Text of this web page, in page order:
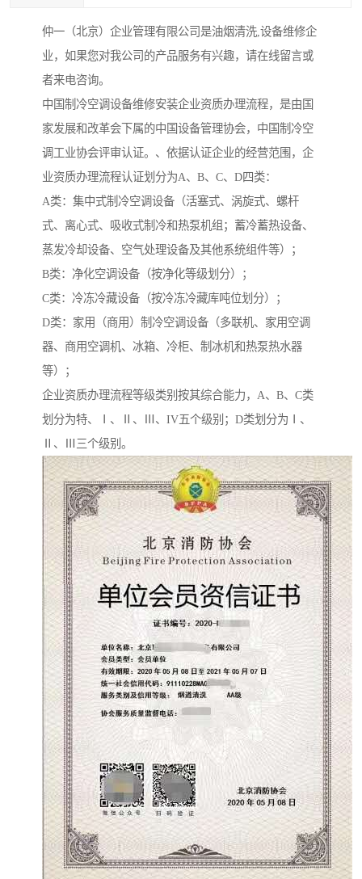
仲一（北京）企业管理有限公司是油烟清洗,设备维修企
业，如果您对我公司的产品服务有兴趣，请在线留言或
者来电咨询。
中国制冷空调设备维修安装企业资质办理流程，是由国
家发展和改革会下属的中国设备管理协会，中国制冷空
调工业协会评审认证。、依据认证企业的经营范围，企
业资质办理流程认证划分为A、B、C、D四类：
A类：集中式制冷空调设备（活塞式、涡旋式、螺杆
式、离心式、吸收式制冷和热泵机组；蓄冷蓄热设备、
蒸发冷却设备、空气处理设备及其他系统组件等）；
B类：净化空调设备（按净化等级划分）；
C类：冷冻冷藏设备（按冷冻冷藏库吨位划分）；
D类：家用（商用）制冷空调设备（多联机、家用空调
器、商用空调机、冰箱、冷柜、制冰机和热泵热水器
等）；
企业资质办理流程等级类别按其综合能力，A、B、C类
划分为特、Ⅰ、Ⅱ、Ⅲ、IV五个级别；D类划分为Ⅰ、
Ⅱ、Ⅲ三个级别。